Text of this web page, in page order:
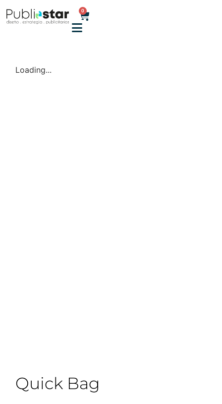
0
Loading...
Quick Bag